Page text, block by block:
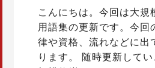
こんにちは。今回は大規
用語集の更新です。今回
律や資格、流れなどに出
ります。 随時更新して